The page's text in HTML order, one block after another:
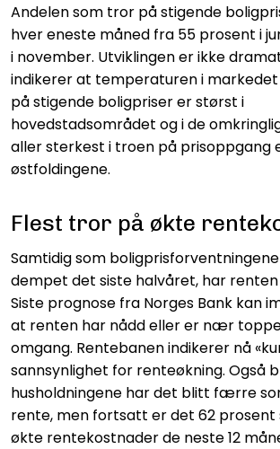
Andelen som tror på stigende
hver eneste måned fra 55 prosent i
i november. Utviklingen er ikke
indikerer at temperaturen i
på stigende boligpriser er størst i
hovedstadsområdet og i de
aller sterkest i troen på prisoppgang
østfoldingene.
Flest tror på økte
Samtidig som
dempet det siste halvåret, har
Siste prognose fra Norges Bank kan
at renten har nådd eller er nær
omgang. Rentebanen indikerer nå
sannsynlighet for renteøkning. Også
husholdningene har det blitt færre
rente, men fortsatt er det 62 prosent
økte rentekostnader de neste 12